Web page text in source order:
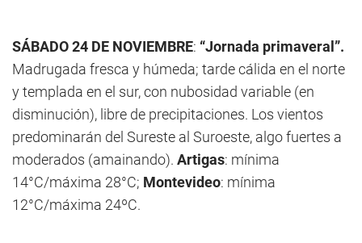
SÁBADO 24 DE NOVIEMBRE: “Jornada primaveral”.
Madrugada fresca y húmeda; tarde cálida en el norte
y templada en el sur, con nubosidad variable (en
disminución), libre de precipitaciones. Los vientos
predominarán del Sureste al Suroeste, algo fuertes a
moderados (amainando). Artigas: mínima
14°C/máxima 28°C; Montevideo: mínima
12°C/máxima 24ºC.